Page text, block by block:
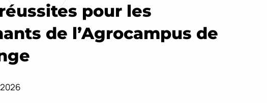
pour les
de l’Agrocampus de